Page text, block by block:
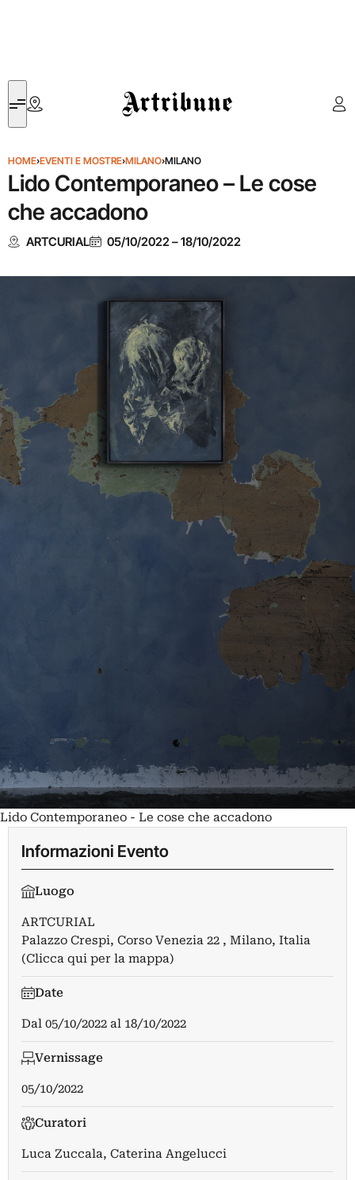
Artribune
HOME›EVENTI E MOSTRE›MILANO›MILANO
Lido Contemporaneo – Le cose
che accadono
ARTCURIAL 05/10/2022–18/10/2022
Lido Contemporaneo - Le cose che accadono
Informazioni Evento
Luogo
ARTCURIAL
Palazzo Crespi, Corso Venezia 22 , Milano, Italia
(Clicca qui per la mappa)
Date
Dal 05/10/2022 al 18/10/2022
Vernissage
05/10/2022
Curatori
Luca Zuccala, Caterina Angelucci